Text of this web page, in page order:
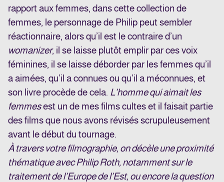
rapport aux femmes, dans cette collection de
femmes, le personnage de Philip peut sembler
réactionnaire, alors qu’il est le contraire d’un
womanizer, il se laisse plutôt emplir par ces voix
féminines, il se laisse déborder par les femmes qu’il
a aimées, qu’il a connues ou qu’il a méconnues, et
son livre procède de cela. L’homme qui aimait les
femmesest un de mes films cultes et il faisait partie
des films que nous avons révisés scrupuleusement
avant le début du tournage.
À travers votre filmographie, on décèle une proximité
thématique avec Philip Roth, notamment sur le
traitement de l’Europe de l’Est, ou encore la question